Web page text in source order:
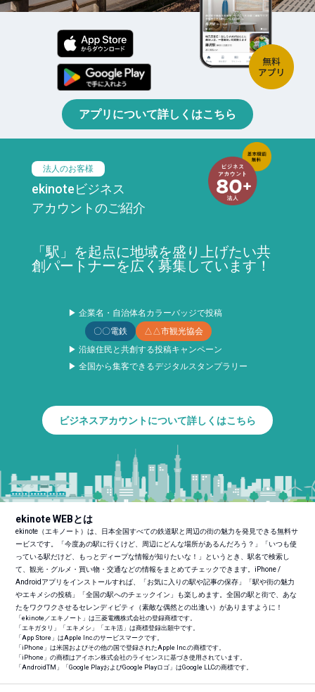
アプリについて詳しくはこちら
法人のお客様
ekinoteビジネス
アカウントのご紹介
「駅」を起点に地域を盛り上げたい共
創パートナーを広く募集しています！
▶ 企業名・自治体名カラーバッジで投稿
〇〇電鉄
△△市観光協会
▶ 沿線住民と共創する投稿キャンペーン
▶ 全国から集客できるデジタルスタンプラリー
ビジネスアカウントについて詳しくはこちら
ekinote WEBとは
ekinote（エキノート）は、日本全国すべての鉄道駅と周辺の街の魅力を発見できる無料サ
ービスです。「今度あの駅に行くけど、周辺にどんな場所があるんだろう？」「いつも使
っている駅だけど、もっとディープな情報が知りたいな！」というとき、駅名で検索し
て、観光・グルメ・買い物・交通などの情報をまとめてチェックできます。iPhone /
Androidアプリをインストールすれば、「お気に入りの駅や記事の保存」「駅や街の魅力
やエキメシの投稿」「全国の駅へのチェックイン」も楽しめます。全国の駅と街で、あな
たをワクワクさせるセレンディピティ（素敵な偶然との出逢い）がありますように！
「ekinote／エキノート」は三菱電機株式会社の登録商標です。
「エキガタリ」「エキメシ」「エキ活」は商標登録出願中です。
「App Store」はApple Inc.のサービスマークです。
「iPhone」は米国およびその他の国で登録されたApple Inc.の商標です。
「iPhone」の商標はアイホン株式会社のライセンスに基づき使用されています。
「AndroidTM 」「Google PlayおよびGoogle Playロゴ」はGoogle LLCの商標です。